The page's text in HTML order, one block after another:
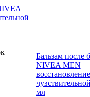
Бальзам после
NIVEA MEN
мл